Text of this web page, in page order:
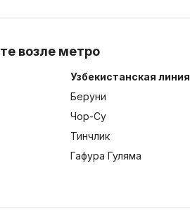
возле метро
Узбекистанская линия
Беруни
Чор-Су
Тинчлик
Гафура Гуляма